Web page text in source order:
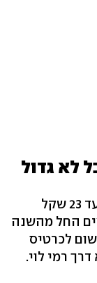
לא גדול
באותיות הקטנות תמצאו דמי חבר של עד 23 שקל
החל מהשנה
לכרטיס
רמי לוי.